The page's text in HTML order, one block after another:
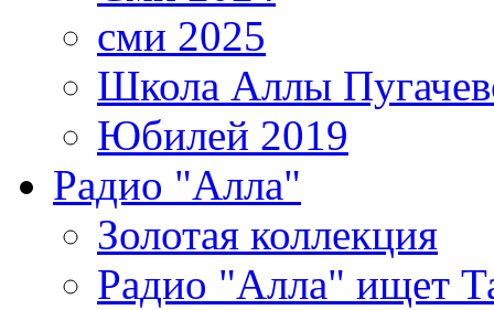
сми 2025
Школа Аллы
Юбилей 2019
Радио "Алла"
Золотая коллекция
Радио "Алла" ищет